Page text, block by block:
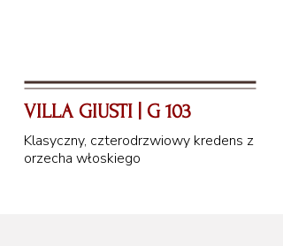
VILLA GIUSTI | G 103
Klasyczny, czterodrzwiowy kredens z
orzecha włoskiego